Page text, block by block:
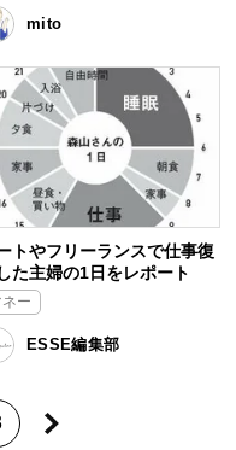
mito
トやフリーランスで仕事復
た主婦の1日をレポート
ネー
ESSE編集部